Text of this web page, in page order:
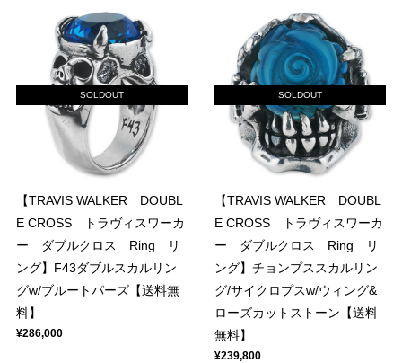
SOLDOUT
【TRAVIS WALKER DOUBL
E CROSS トラヴィスワーカ
ー ダブルクロス Ring リ
ング】F43ダブルスカルリン
グw/ブルートパーズ【送料無
料】
¥286,000
SOLDOUT
【TRAVIS WALKER DOUBL
E CROSS トラヴィスワーカ
ー ダブルクロス Ring リ
ング】チョンプススカルリン
グ/サイクロプスw/ウィング&
ローズカットストーン【送料
無料】
¥239,800